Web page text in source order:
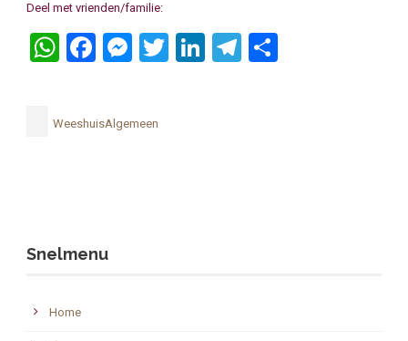
Deel met vrienden/familie:
WhatsApp
Facebook
Messenger
Twitter
LinkedIn
Telegram
WeeshuisAlgemeen
Snelmenu
Home